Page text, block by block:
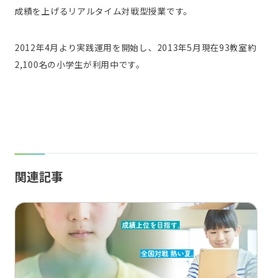
成績を上げるリアルタイム対戦型授業です。
2012年4月より実践運用を開始し、2013年5月現在93教室約
2,100名の小学生が利用中です。
関連記事